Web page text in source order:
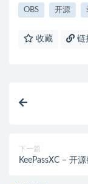
OBS 开源
收藏 链
下一篇
KeePassXC – 开